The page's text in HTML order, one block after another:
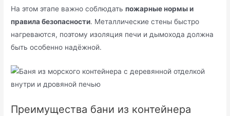
На этом этапе важно соблюдатьпожарные нормы и
правила безопасности. Металлические стены быстро
нагреваются, поэтому изоляция печи и дымохода должна
быть особенно надёжной.
Преимущества бани из контейнера